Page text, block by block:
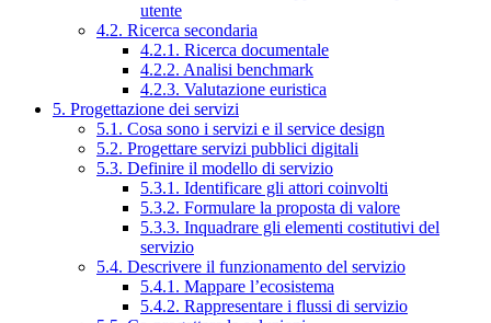
utente
4.2. Ricerca secondaria
4.2.1. Ricerca documentale
4.2.2. Analisi benchmark
4.2.3. Valutazione euristica
5. Progettazione dei servizi
5.1. Cosa sono i servizi e il service design
5.2. Progettare servizi pubblici digitali
5.3. Definire il modello di servizio
5.3.1. Identificare gli attori coinvolti
5.3.2. Formulare la proposta di valore
5.3.3. Inquadrare gli elementi costitutivi del
servizio
5.4. Descrivere il funzionamento del servizio
5.4.1. Mappare l’ecosistema
5.4.2. Rappresentare i flussi di servizio